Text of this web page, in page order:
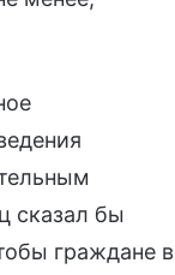
сказал бы
граждане в